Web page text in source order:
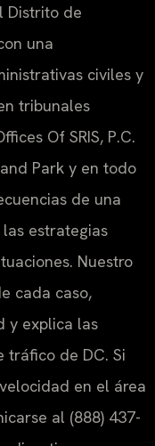
Distrito de
una
civiles y
tribunales
Of SRIS, P.C.
Park y en todo
de una
estrategias
Nuestro
cada caso,
y explica las
tráfico de DC. Si
en el área
al (888) 437-